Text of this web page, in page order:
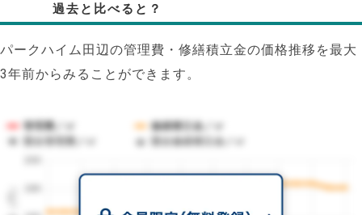
過去と比べると？
パークハイム田辺の管理費・修繕積立金の価格推移を最大
3年前からみることができます。
管理費／㎡
修繕積立金／㎡
競合管理費／㎡
競合修繕積立金／㎡